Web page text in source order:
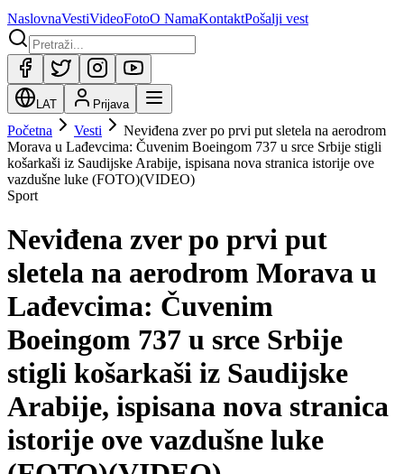
NaslovnaVestiVideoFotoO NamaKontaktPošalji vest
LAT Prijava
Početna Vesti
Neviđena zver po prvi put sletela na aerodrom
Morava u Lađevcima: Čuvenim Boeingom 737 u srce Srbije stigli
košarkaši iz Saudijske Arabije, ispisana nova stranica istorije ove
vazdušne luke (FOTO)(VIDEO)
Sport
Neviđena zver po prvi put
sletela na aerodrom Morava u
Lađevcima: Čuvenim
Boeingom 737 u srce Srbije
stigli košarkaši iz Saudijske
Arabije, ispisana nova stranica
istorije ove vazdušne luke